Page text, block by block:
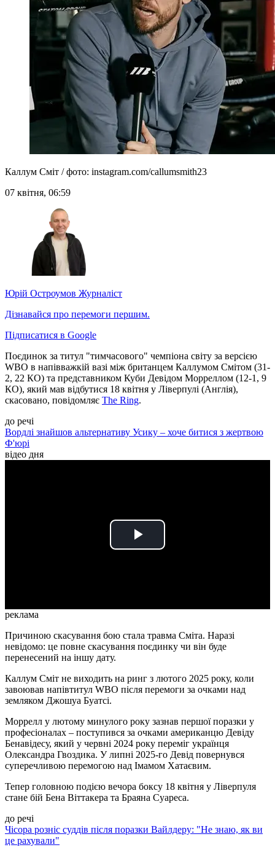
Каллум Сміт / фото: instagram.com/callumsmith23
07 квітня, 06:59
Юрій Остроумов Журналіст
Дізнавайся про перемоги першим.
Підписатися в Google
Поєдинок за титул "тимчасового" чемпіона світу за версією
WBO в напівважкій вазі між британцем Каллумом Смітом (31-
2, 22 КО) та представником Куби Девідом Морреллом (12-1, 9
КО), який мав відбутися 18 квітня у Ліверпулі (Англія),
скасовано, повідомляє The Ring.
до речі
Вордлі знайшов альтернативу Усику – хоче битися з жертвою
Ф'юрі
відео дня
Play
реклама
Причиною скасування бою стала травма Сміта. Наразі
невідомо: це повне скасування поєдинку чи він буде
перенесений на іншу дату.
Каллум Сміт не виходить на ринг з лютого 2025 року, коли
завоював напівтитул WBO після перемоги за очками над
земляком Джошуа Буатсі.
Моррелл у лютому минулого року зазнав першої поразки у
професіоналах – поступився за очками американцю Девіду
Бенавідесу, який у червні 2024 року переміг українця
Олександра Гвоздика. У липні 2025-го Девід повернувся
суперечливою перемогою над Імамом Хатаєвим.
Тепер головною подією вечора боксу 18 квітня у Ліверпуля
стане бій Бена Віттакера та Браяна Суареса.
до речі
Чісора розніс суддів після поразки Вайлдеру: "Не знаю, як ви
це рахували"